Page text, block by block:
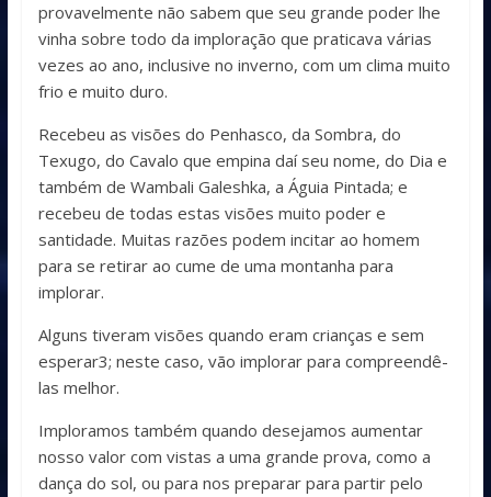
provavelmente não sabem que seu grande poder lhe
vinha sobre todo da imploração que praticava várias
vezes ao ano, inclusive no inverno, com um clima muito
frio e muito duro.
Recebeu as visões do Penhasco, da Sombra, do
Texugo, do Cavalo que empina daí seu nome, do Dia e
também de Wambali Galeshka, a Águia Pintada; e
recebeu de todas estas visões muito poder e
santidade. Muitas razões podem incitar ao homem
para se retirar ao cume de uma montanha para
implorar.
Alguns tiveram visões quando eram crianças e sem
esperar3; neste caso, vão implorar para compreendê-
las melhor.
Imploramos também quando desejamos aumentar
nosso valor com vistas a uma grande prova, como a
dança do sol, ou para nos preparar para partir pelo